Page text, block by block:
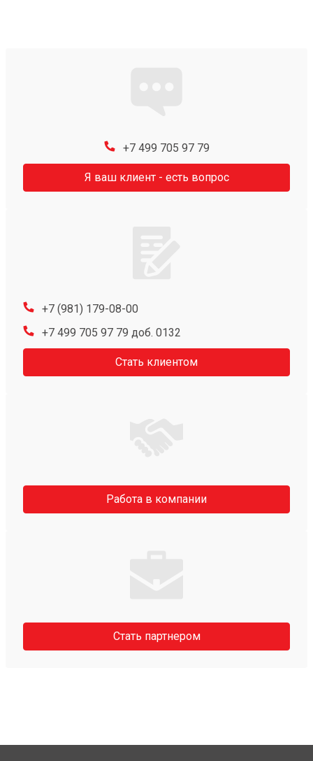
+7 499 705 97 79
Я ваш клиент - есть вопрос
+7 (981) 179-08-00
+7 499 705 97 79 доб. 0132
Стать клиентом
Работа в компании
Стать партнером